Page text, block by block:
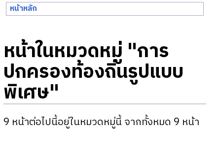
หน้าหลัก
หน้าในหมวดหมู่ "การ
ปกครองท้องถิ่นรูปแบบ
พิเศษ"
9 หน้าต่อไปนี้อยู่ในหมวดหมู่นี้ จากทั้งหมด 9 หน้า